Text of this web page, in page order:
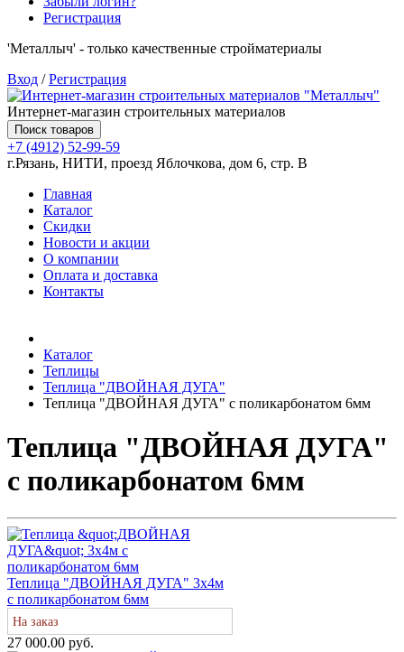
Регистрация
'Металлыч' - только качественные стройматериалы
Вход /Регистрация
Интернет-магазин строительных материалов
Поиск товаров
+7 (4912) 52-99-59
г.Рязань, НИТИ, проезд Яблочкова, дом 6, стр. В
Главная
Каталог
Скидки
Новости и акции
О компании
Оплата и доставка
Контакты
Каталог
Теплицы
Теплица "ДВОЙНАЯ ДУГА"
Теплица "ДВОЙНАЯ ДУГА" с поликарбонатом 6мм
Теплица "ДВОЙНАЯ ДУГА"
с поликарбонатом 6мм
Теплица "ДВОЙНАЯ ДУГА" 3х4м
с поликарбонатом 6мм
На заказ
27 000.00 руб.